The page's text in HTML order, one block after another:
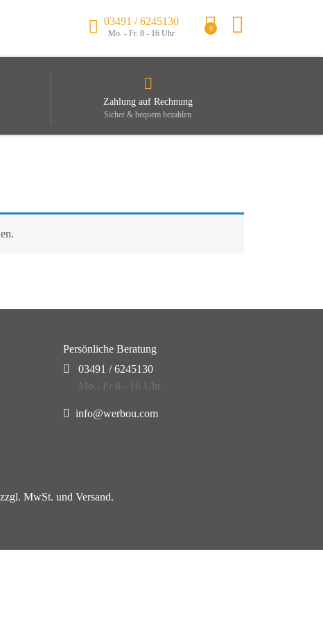
03491 / 6245130
Mo. - Fr. 8 - 16 Uhr
0
Zahlung auf Rechnung
Sicher & bequem bezahlen
Persönliche Beratung
03491 / 6245130
Mo - Fr 8 - 16 Uhr
info@werbou.com
MwSt. und Versand.